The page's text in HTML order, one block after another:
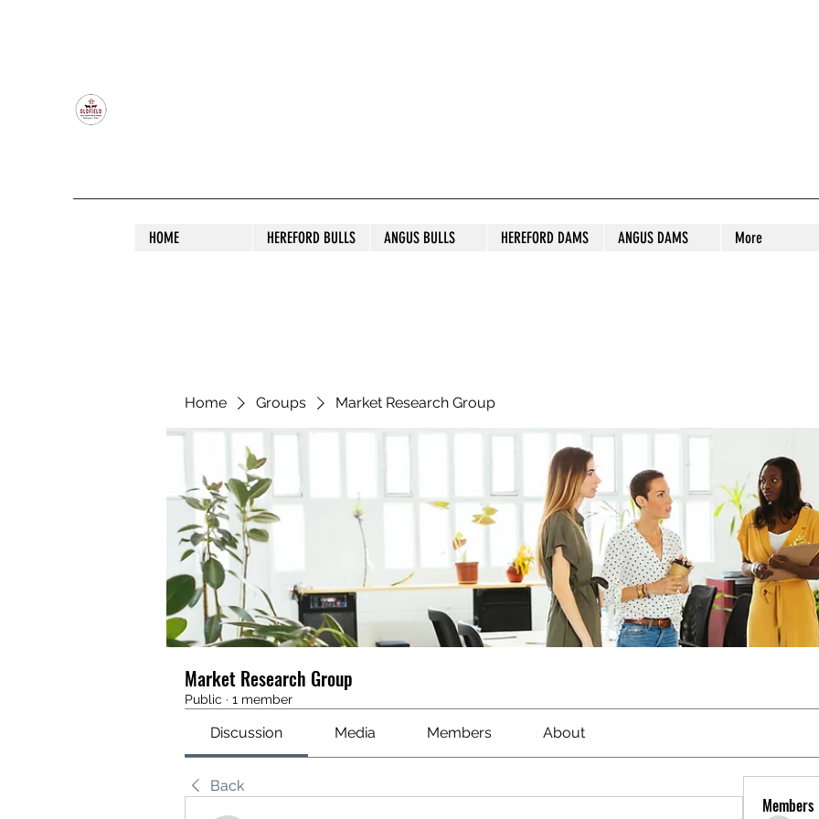
HOME HEREFORD BULLS ANGUS BULLS HEREFORD DAMS ANGUS DAMS More
Home Groups Market Research Group
Market Research Group
Public · 1 member
Discussion Media Members About
Back
Members